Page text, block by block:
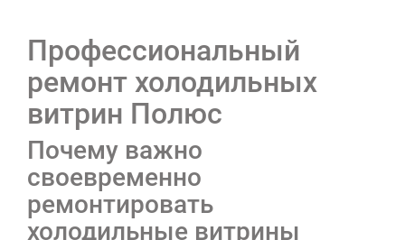
Профессиональный
ремонт холодильных
витрин Полюс
Почему важно
своевременно
ремонтировать
холодильные витрины